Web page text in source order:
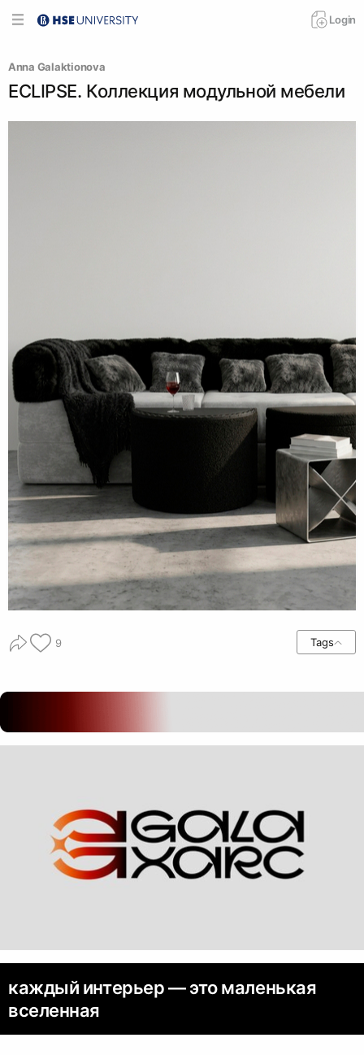
Login
Anna Galaktionova
ECLIPSE. Коллекция модульной мебели
9 Tags
каждый интерьер — это маленькая
вселенная